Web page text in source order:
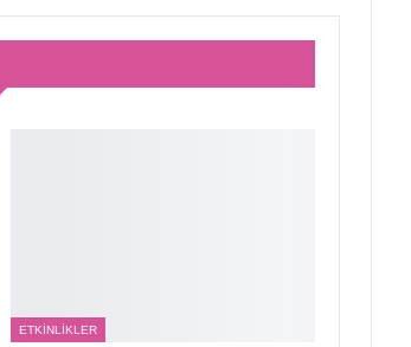
ETKINLIKLER